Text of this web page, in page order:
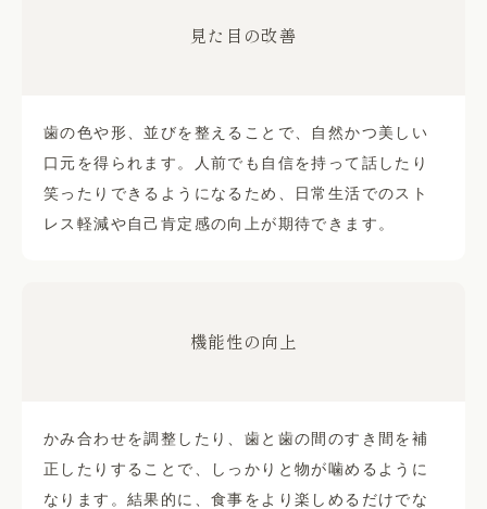
見た目の改善
歯の色や形、並びを整えることで、自然かつ美しい
口元を得られます。人前でも自信を持って話したり
笑ったりできるようになるため、日常生活でのスト
レス軽減や自己肯定感の向上が期待できます。
機能性の向上
かみ合わせを調整したり、歯と歯の間のすき間を補
正したりすることで、しっかりと物が噛めるように
なります。結果的に、食事をより楽しめるだけでな